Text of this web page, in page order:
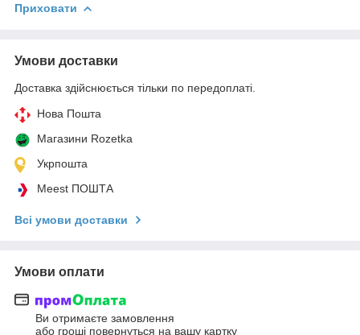
Приховати
Умови доставки
Доставка здійснюється тільки по передоплаті.
Нова Пошта
Магазини Rozetka
Укрпошта
Meest ПОШТА
Всі умови доставки
Умови оплати
Ви отримаєте замовлення
або гроші повернуться на вашу картку